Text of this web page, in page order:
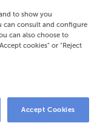
arribar
to show you
can consult and configure
can also choose to
cookies" or "Reject
Accept Cookies